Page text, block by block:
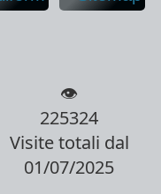
👁️
225324
Visite totali dal
01/07/2025